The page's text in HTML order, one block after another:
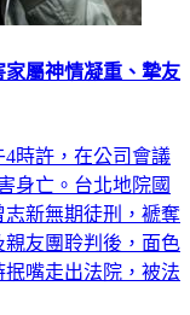
屬神情凝重、摯友
時許，在公司會議
身亡。台北地院國
志新無期徒刑，褫奪
友團聆判後，面色
嘴走出法院，被法